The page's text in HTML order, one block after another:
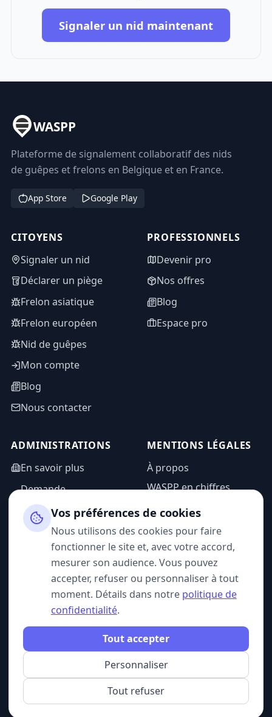
Signaler un nid maintenant
WASPP
Plateforme de signalement collaboratif des nids
de guêpes et frelons en Belgique et en France.
App Store Google Play
CITOYENS
Signaler un nid
Déclarer un piège
Frelon asiatique
Frelon européen
Nid de guêpes
Mon compte
Blog
Nous contacter
PROFESSIONNELS
Devenir pro
Nos offres
Blog
Espace pro
ADMINISTRATIONS
En savoir plus
Demande
d'information
Espace admin
MENTIONS LÉGALES
À propos
WASPP en chiffres
Mentions légales
Politique de
confidentialité
CGU
SUIVEZ-NOUS
© 2026 WASPP. Tous droits réservés.
Gérer mes cookies
Belgique · France
Vos préférences de cookies
Nous utilisons des cookies pour faire
fonctionner le site et, avec votre accord,
mesurer son audience. Vous pouvez
accepter, refuser ou personnaliser à tout
moment. Détails dans notre politique de
confidentialité.
Tout refuser
Personnaliser
Tout accepter